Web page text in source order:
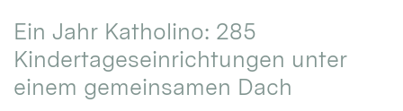
Ein Jahr Katholino: 285
Kindertageseinrichtungen unter
einem gemeinsamen Dach